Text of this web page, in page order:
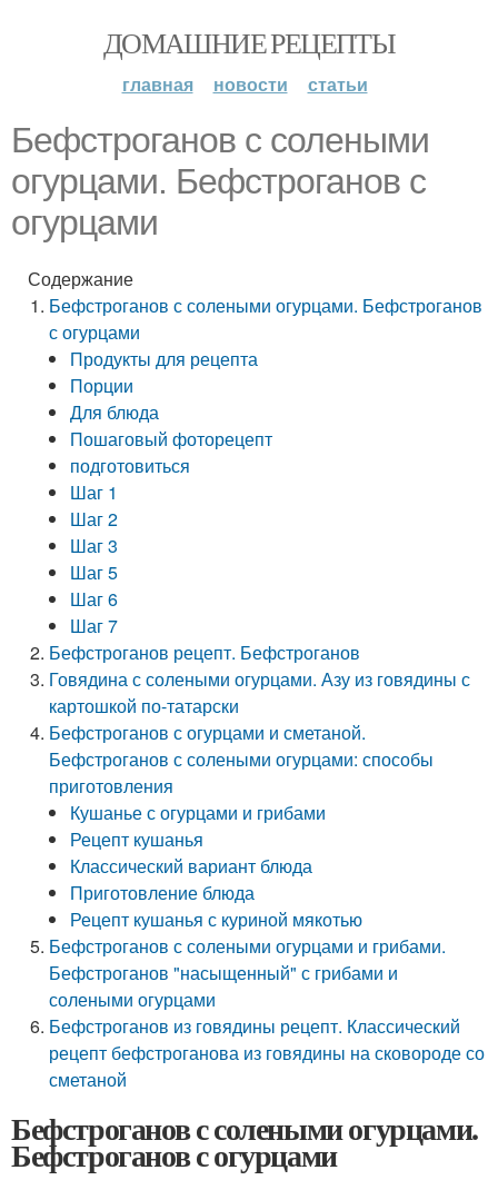
ДОМАШНИЕ РЕЦЕПТЫ
главная новости статьи
Бефстроганов с солеными
огурцами. Бефстроганов с
огурцами
Содержание
Бефстроганов с солеными огурцами. Бефстроганов
с огурцами
Продукты для рецепта
Порции
Для блюда
Пошаговый фоторецепт
подготовиться
Шаг 1
Шаг 2
Шаг 3
Шаг 5
Шаг 6
Шаг 7
Бефстроганов рецепт. Бефстроганов
Говядина с солеными огурцами. Азу из говядины с
картошкой по-татарски
Бефстроганов с огурцами и сметаной.
Бефстроганов с солеными огурцами: способы
приготовления
Кушанье с огурцами и грибами
Рецепт кушанья
Классический вариант блюда
Приготовление блюда
Рецепт кушанья с куриной мякотью
Бефстроганов с солеными огурцами и грибами.
Бефстроганов "насыщенный" с грибами и
солеными огурцами
Бефстроганов из говядины рецепт. Классический
рецепт бефстроганова из говядины на сковороде со
сметаной
Бефстроганов с солеными огурцами.
Бефстроганов с огурцами